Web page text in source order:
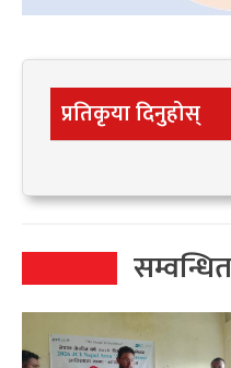
प्रतिकृया दिनुहोस्